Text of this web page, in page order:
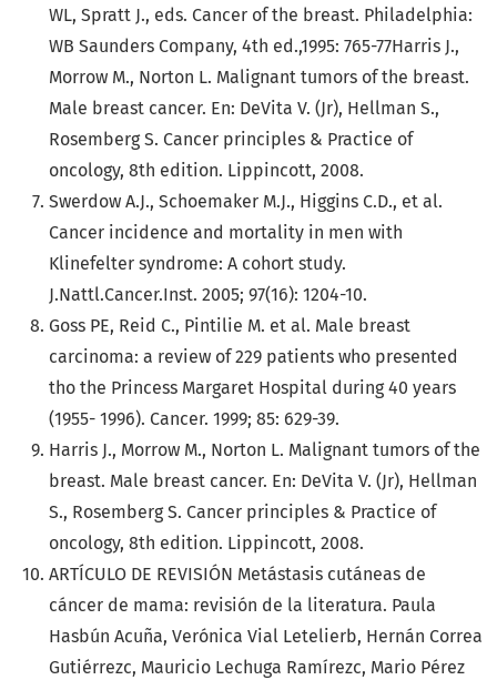
WL, Spratt J., eds. Cancer of the breast. Philadelphia:
WB Saunders Company, 4th ed.,1995: 765-77Harris J.,
Morrow M., Norton L. Malignant tumors of the breast.
Male breast cancer. En: DeVita V. (Jr), Hellman S.,
Rosemberg S. Cancer principles & Practice of
oncology, 8th edition. Lippincott, 2008.
Swerdow A.J., Schoemaker M.J., Higgins C.D., et al.
Cancer incidence and mortality in men with
Klinefelter syndrome: A cohort study.
J.Nattl.Cancer.Inst. 2005; 97(16): 1204-10.
Goss PE, Reid C., Pintilie M. et al. Male breast
carcinoma: a review of 229 patients who presented
tho the Princess Margaret Hospital during 40 years
(1955- 1996). Cancer. 1999; 85: 629-39.
Harris J., Morrow M., Norton L. Malignant tumors of the
breast. Male breast cancer. En: DeVita V. (Jr), Hellman
S., Rosemberg S. Cancer principles & Practice of
oncology, 8th edition. Lippincott, 2008.
ARTÍCULO DE REVISIÓN Metástasis cutáneas de
cáncer de mama: revisión de la literatura. Paula
Hasbún Acuña, Verónica Vial Letelierb, Hernán Correa
Gutiérrezc, Mauricio Lechuga Ramírezc, Mario Pérez